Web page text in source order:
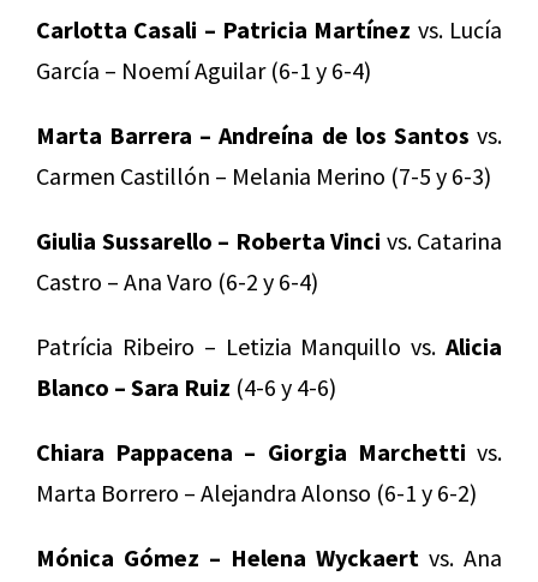
Carlotta Casali – Patricia Martínez vs. Lucía
García – Noemí Aguilar (6-1 y 6-4)
Marta Barrera – Andreína de los Santos vs.
Carmen Castillón – Melania Merino (7-5 y 6-3)
Giulia Sussarello – Roberta Vinci vs. Catarina
Castro – Ana Varo (6-2 y 6-4)
Patrícia Ribeiro – Letizia Manquillo vs. Alicia
Blanco – Sara Ruiz (4-6 y 4-6)
Chiara Pappacena – Giorgia Marchetti vs.
Marta Borrero – Alejandra Alonso (6-1 y 6-2)
Mónica Gómez – Helena Wyckaert vs. Ana